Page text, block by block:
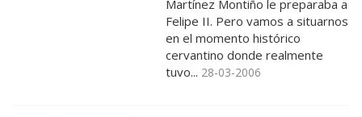
Martínez Montiño le preparaba a
Felipe II. Pero vamos a situarnos
en el momento histórico
cervantino donde realmente
tuvo... 28-03-2006